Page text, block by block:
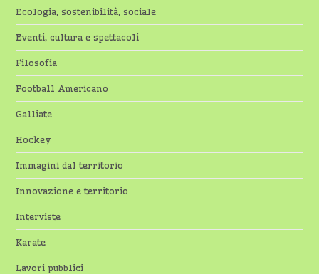
Ecologia, sostenibilità, sociale
Eventi, cultura e spettacoli
Filosofia
Football Americano
Galliate
Hockey
Immagini dal territorio
Innovazione e territorio
Interviste
Karate
Lavori pubblici